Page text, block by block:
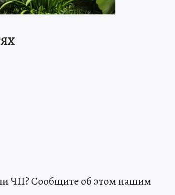
ЧП? Сообщите об этом нашим